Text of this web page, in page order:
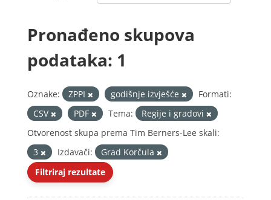
Pronađeno skupova
podataka: 1
Oznake: ZPPI godišnje izvješće
Formati:
CSV
PDF Tema:
Regije i gradovi
Otvorenost skupa prema Tim Berners-Lee skali:
3
Izdavači:
Grad Korčula
Filtriraj rezultate